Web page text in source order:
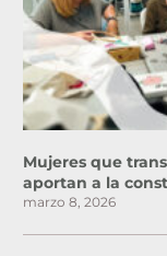
Mujeres que
aportan a la
marzo 8, 2026